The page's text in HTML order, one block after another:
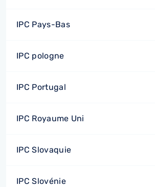
IPC Pays-Bas
IPC pologne
IPC Portugal
IPC Royaume Uni
IPC Slovaquie
IPC Slovénie